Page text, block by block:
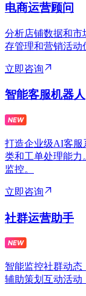
电商运营顾问
分析店铺数据和市
存管理和营销活动
立即咨询
智能客服机器人
打造企业级AI客服
类和工单处理能力
监控。
立即咨询
社群运营助手
智能监控社群动
辅助策划互动活动